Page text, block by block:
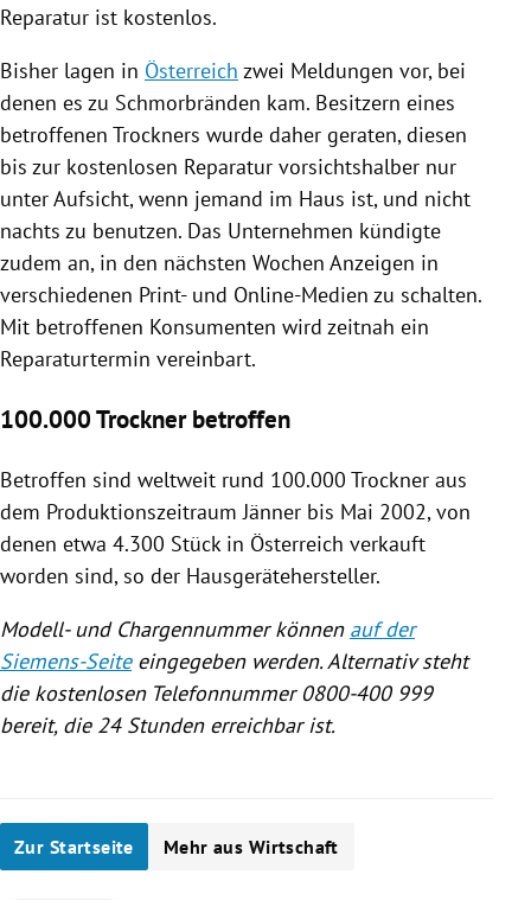
Reparatur ist kostenlos.
Bisher lagen in Österreich zwei Meldungen vor, bei
denen es zu Schmorbränden kam. Besitzern eines
betroffenen Trockners wurde daher geraten, diesen
bis zur kostenlosen Reparatur vorsichtshalber nur
unter Aufsicht, wenn jemand im Haus ist, und nicht
nachts zu benutzen. Das Unternehmen kündigte
zudem an, in den nächsten Wochen Anzeigen in
verschiedenen Print- und Online-Medien zu schalten.
Mit betroffenen Konsumenten wird zeitnah ein
Reparaturtermin vereinbart.
100.000 Trockner betroffen
Betroffen sind weltweit rund 100.000 Trockner aus
dem Produktionszeitraum Jänner bis Mai 2002, von
denen etwa 4.300 Stück in Österreich verkauft
worden sind, so der Hausgerätehersteller.
Modell- und Chargennummer können auf der
Siemens-Seiteeingegeben werden. Alternativ steht
die kostenlosen Telefonnummer 0800-400 999
bereit, die 24 Stunden erreichbar ist.
Zur Startseite Mehr aus Wirtschaft